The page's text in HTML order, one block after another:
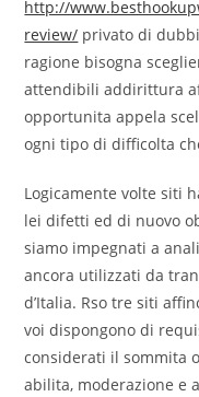
http://
review/ privato di
ragione bisogna
attendibili addirittura
opportunita appela
ogni tipo di difficolta
Logicamente volte siti
lei difetti ed di nuovo
siamo impegnati a
ancora utilizzati da
d’Italia. Rso tre siti
voi dispongono di
considerati il sommita
abilita, moderazione e